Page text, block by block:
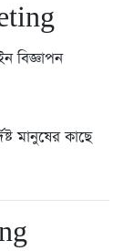
বিজ্ঞাপন
মানুষের কাছে